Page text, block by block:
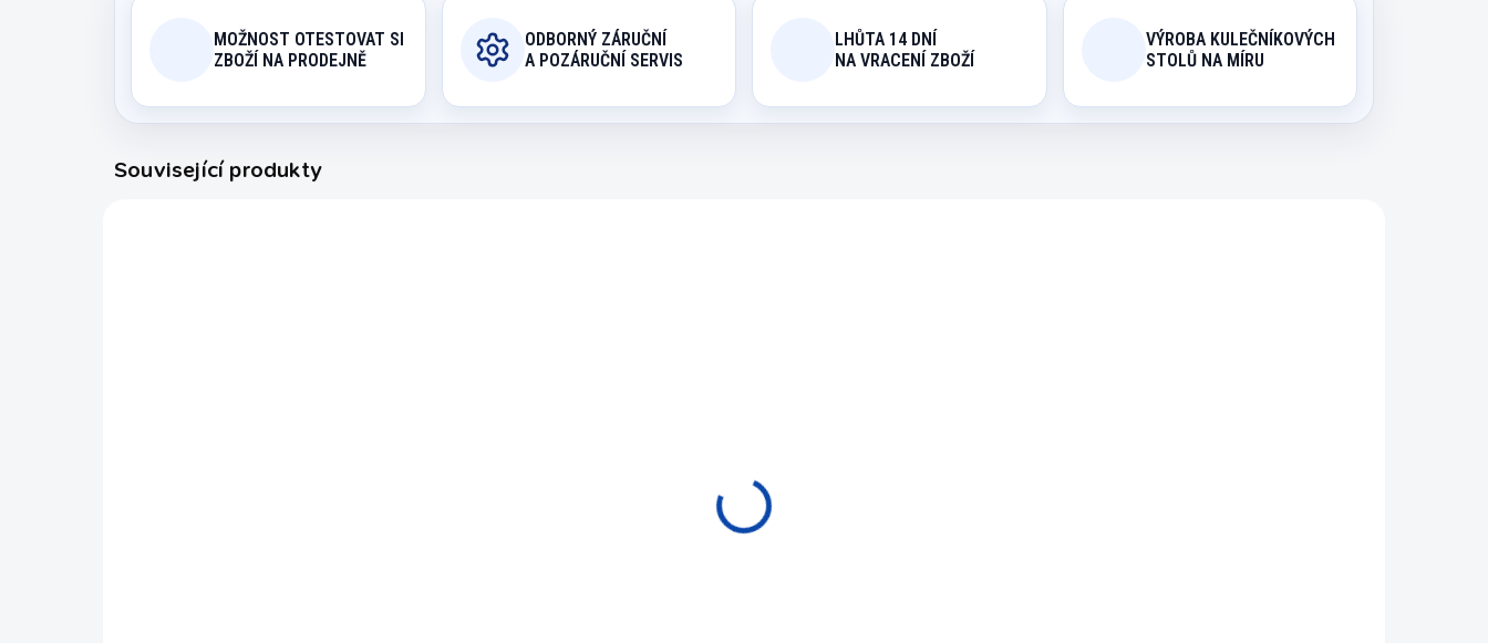
MOŽNOST OTESTOVAT SI
ZBOŽÍ NA PRODEJNĚ
ODBORNÝ ZÁRUČNÍ
A POZÁRUČNÍ SERVIS
LHŮTA 14 DNÍ
NA VRACENÍ ZBOŽÍ
VÝROBA KULEČNÍKOVÝCH
STOLŮ NA MÍRU
Související produkty